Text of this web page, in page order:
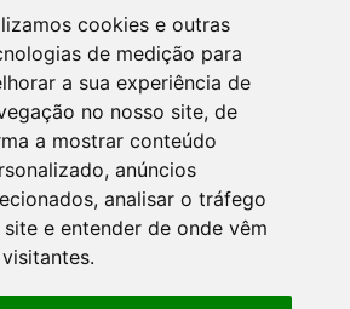
cookies e outras
de medição para
a sua experiência de
no nosso site, de
a mostrar conteúdo
anúncios
analisar o tráfego
e entender de onde vêm
plantamos uma árvore! Leia mais